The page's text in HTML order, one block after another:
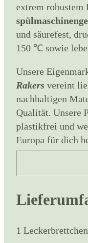
extrem robustem
und säurefest,
150 ℃ sowie
Unsere
Rakers vereint
nachhaltigen
Qualität. Unsere
plastikfrei und
Europa für dich
1 Leckerbrettchen